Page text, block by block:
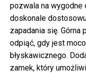
pozwala na wygodne
doskonale
zapadania się. Górna
odpiąć, gdy jest
błyskawicznego.
zamek, który